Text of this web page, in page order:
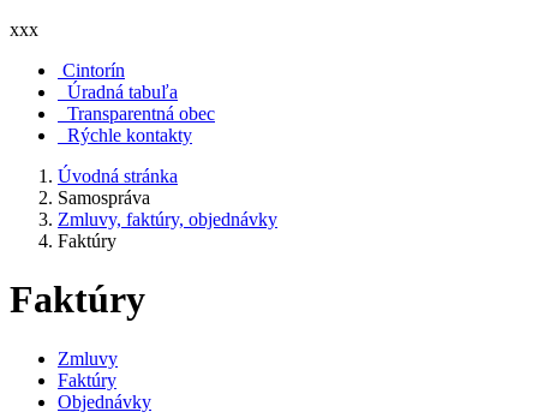
xxx
Cintorín
Úradná tabuľa
Transparentná obec
Rýchle kontakty
Úvodná stránka
Samospráva
Zmluvy, faktúry, objednávky
Faktúry
Faktúry
Zmluvy
Faktúry
Objednávky